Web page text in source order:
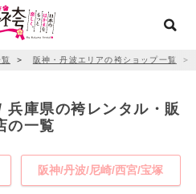
＞ 阪神・丹波エリアの袴ショップ一覧 ＞
庫県の袴レンタル・販
の一覧
阪神/丹波/尼崎/西宮/宝塚